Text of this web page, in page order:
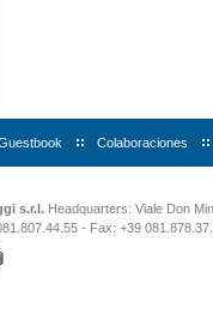
Colaboraciones
s.r.l. Headquarters: Viale Don
- Fax: +39